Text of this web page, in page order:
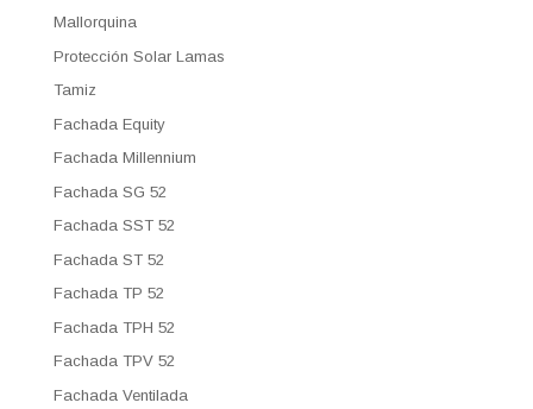
Mallorquina
Protección Solar Lamas
Tamiz
Fachada Equity
Fachada Millennium
Fachada SG 52
Fachada SST 52
Fachada ST 52
Fachada TP 52
Fachada TPH 52
Fachada TPV 52
Fachada Ventilada